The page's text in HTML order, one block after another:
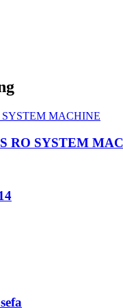
RO SYSTEM